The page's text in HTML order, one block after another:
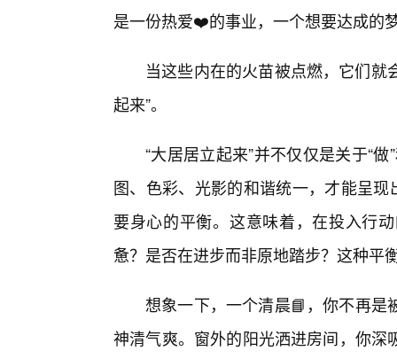
是一份热爱❤️的事业，一个想要达成的
当这些内在的火苗被点燃，它们就
起来”。
“大居居立起来”并不仅仅是关于“
图、色彩、光影的和谐统一，才能呈
要身心的平衡。这意味着，在投入行
惫？是否在进步而非原地踏步？这种平
想象一下，一个清晨📘，你不再是
神清气爽。窗外的阳光洒进房间，你